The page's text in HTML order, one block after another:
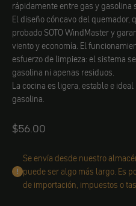
rápidamente entre gas y
El diseño cóncavo del quemador,
probado SOTO WindMaster y
viento y economía. El
esfuerzo de limpieza: el sistema
gasolina ni apenas residuos.
La cocina es ligera, estable e
gasolina.
Angebot
$56.00
Se envía desde nuestro
puede ser algo más largo. Es
de importación, impuestos o